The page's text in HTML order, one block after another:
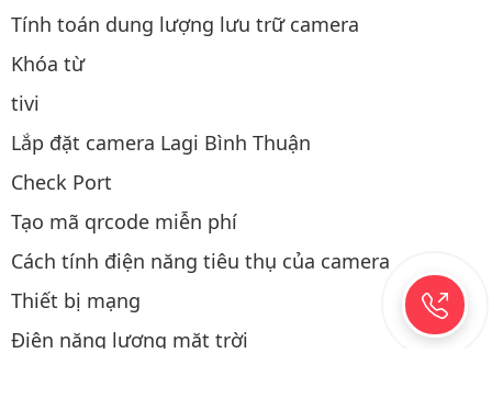
Tính toán dung lượng lưu trữ camera
Khóa từ
tivi
Lắp đặt camera Lagi Bình Thuận
Check Port
Tạo mã qrcode miễn phí
Cách tính điện năng tiêu thụ của camera
Thiết bị mạng
Điện năng lượng mặt trời